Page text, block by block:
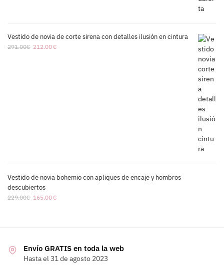
Vestido de novia de corte sirena con detalles ilusión en cintura
291.00€ 212.00€
Vestido de novia bohemio con apliques de encaje y hombros
descubiertos
229.00€ 165.00€
Envío GRATIS en toda la web
Hasta el 31 de agosto 2023